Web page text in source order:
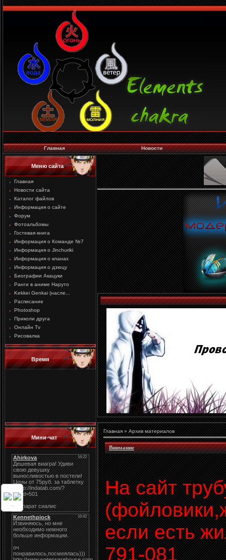
Главная Новости
Меню сайта
Главная
Новости сайта
Каталог файлов
Информация о сайте
Форум
Фотоальбомы
Гостевая книга
Информация о Команде №7
Информация о Jinchuriki
Информация о кланах
Информация о дзюцу
Биографии Акацуки
Ранги в аниме Наруто
Kekkei Genkai (насле...
Расписание
Photoshop
Приколи друга
Онлайн Tv
Рисовалка
Время
Мини-чат
Главная»Архив материалов
Внимание
На сайт
если есть
791-081